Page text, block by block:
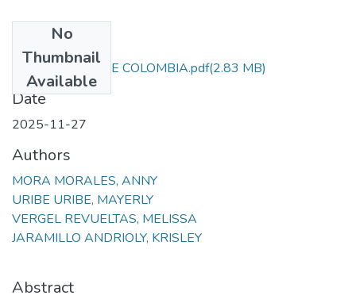
No
Thumbnail
Available
JAC CORAZON DE COLOMBIA.pdf(2.83 MB)
Date
2025-11-27
Authors
MORA MORALES, ANNY
URIBE URIBE, MAYERLY
VERGEL REVUELTAS, MELISSA
JARAMILLO ANDRIOLY, KRISLEY
Abstract